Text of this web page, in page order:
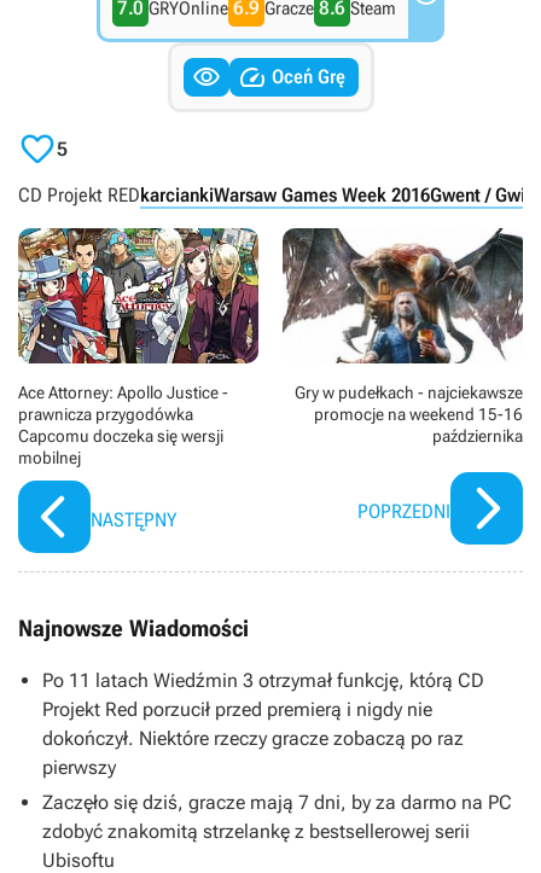
7.0 GRYOnline 6.9 Gracze 8.6 Steam
  Oceń Grę
5
CD Projekt REDkarciankiWarsaw Games Week 2016Gwent /
Ace Attorney: Apollo Justice -
prawnicza przygodówka
Capcomu doczeka się wersji
mobilnej
NASTĘPNY
Gry w pudełkach - najciekawsze
promocje na weekend 15-16
października
POPRZEDNI
Najnowsze Wiadomości
Po 11 latach Wiedźmin 3 otrzymał funkcję, którą CD
Projekt Red porzucił przed premierą i nigdy nie
dokończył. Niektóre rzeczy gracze zobaczą po raz
pierwszy
Zaczęło się dziś, gracze mają 7 dni, by za darmo na PC
zdobyć znakomitą strzelankę z bestsellerowej serii
Ubisoftu